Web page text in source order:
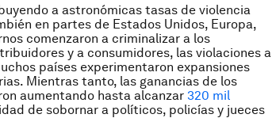
a astronómicas tasas de violencia
en partes de Estados Unidos, Europa,
comenzaron a criminalizar a los
y a consumidores, las violaciones a
países experimentaron expansiones
Mientras tanto, las ganancias de los
aumentando hasta alcanzar 320 mil
de sobornar a políticos, policías y jueces